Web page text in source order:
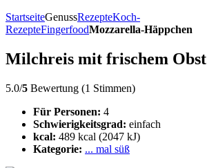
StartseiteGenussRezepteKoch-
RezepteFingerfoodMozzarella-Häppchen
Milchreis mit frischem Obst
5.0/5 Bewertung (1 Stimmen)
Für Personen: 4
Schwierigkeitsgrad: einfach
kcal: 489 kcal (2047 kJ)
Kategorie: ... mal süß